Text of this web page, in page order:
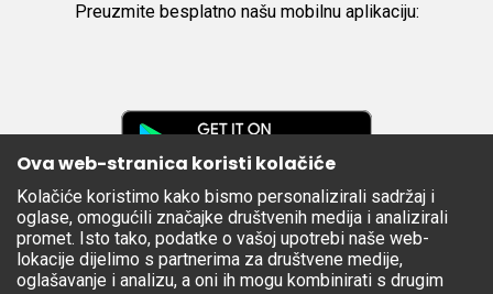
Preuzmite besplatno našu mobilnu aplikaciju:
Apple
Store
Ova web-stranica koristi kolačiće
Kolačiće koristimo kako bismo personalizirali sadržaj i
oglase, omogućili značajke društvenih medija i analizirali
promet. Isto tako, podatke o vašoj upotrebi naše web-
lokacije dijelimo s partnerima za društvene medije,
oglašavanje i analizu, a oni ih mogu kombinirati s drugim